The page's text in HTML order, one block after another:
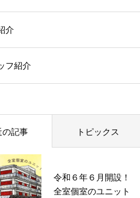
介
フ紹介
の記事 トピックス
令和６年６月開設！
全室個室のユニット